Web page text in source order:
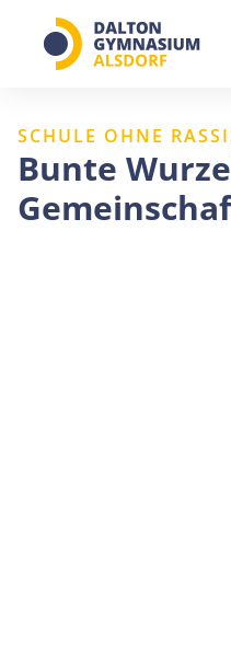
Inhalt
springen
SCHULE OHNE
Bunte